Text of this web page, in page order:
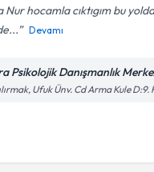
Nur hocamla cıktıgım bu
Devamı
Psikolojik Danışmanlık
Ufuk Ünv. Cd Arma Kule